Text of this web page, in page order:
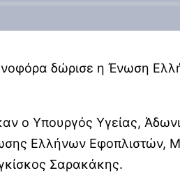
δώρισε η Ένωση
ο Υπουργός Υγείας,
Ελλήνων Εφοπλιστών,
Σαρακάκης.